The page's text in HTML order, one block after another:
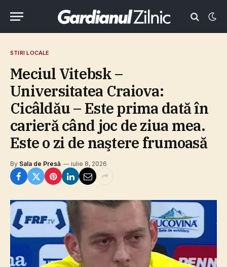
STIRI LOCALE
Meciul Vitebsk –
Universitatea Craiova:
Cicâldău – Este prima dată în
carieră când joc de ziua mea.
Este o zi de naştere frumoasă
By Sala de Presă iulie 8, 2026